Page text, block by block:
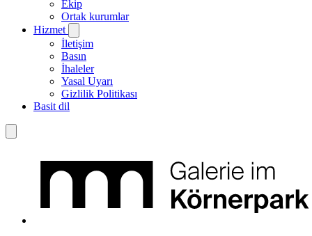
Ekip
Ortak kurumlar
Hizmet
İletişim
Basın
İhaleler
Yasal Uyarı
Gizlilik Politikası
Basit dil